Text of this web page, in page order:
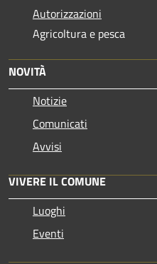
Autorizzazioni
Agricoltura e pesca
NOVITÀ
Notizie
Comunicati
Avvisi
VIVERE IL COMUNE
Luoghi
Eventi